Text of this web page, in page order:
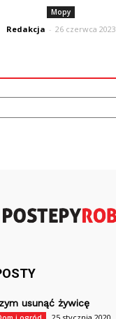
Mopy
Redakcja - 26 czerwca 2023
usunąć żywicę